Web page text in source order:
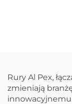
Rury Al Pex,
zmieniają
innowacyjnemu